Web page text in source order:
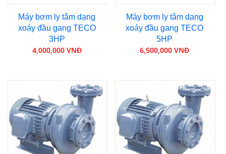
Máy bơm ly tâm dạng
xoáy đầu gang TECO
3HP
4,000,000 VNĐ
Máy bơm ly tâm dạng
xoáy đầu gang TECO
5HP
6,500,000 VNĐ